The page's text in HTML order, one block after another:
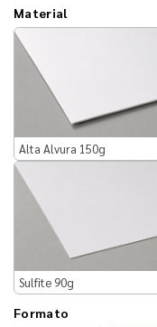
Material
Alta Alvura 150g
Sulfite 90g
Formato